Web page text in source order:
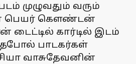
முழுவதும் வரும்
பெயர் கெளண்டன்
டைட்டில் கார்டில் இடம்
பாடகர்கள்
வாசுதேவனின்